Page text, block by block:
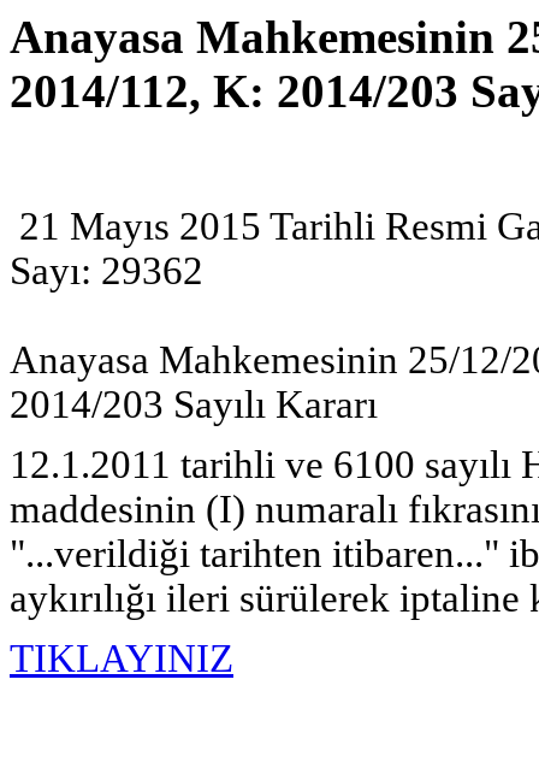
Anayasa Mahkemesinin
2014/112, K: 2014/203
21 Mayıs 2015 Tarihli Resmi
Sayı: 29362
Anayasa Mahkemesinin 25/12/
2014/203 Sayılı Kararı
12.1.2011 tarihli ve 6100
maddesinin (I) numaralı
"...verildiği tarihten itibaren..."
aykırılığı ileri sürülerek
TIKLAYINIZ